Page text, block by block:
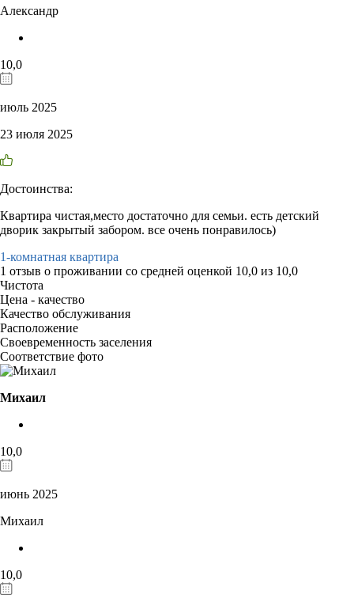
Александр
10,0
июль 2025
23 июля 2025
Достоинства:
Квартира чистая,место достаточно для семьи. есть детский
дворик закрытый забором. все очень понравилось)
1-комнатная квартира
1 отзыв о проживании со средней оценкой 10,0 из 10,0
Чистота
Цена - качество
Качество обслуживания
Расположение
Своевременность заселения
Соответствие фото
Михаил
10,0
июнь 2025
Михаил
10,0